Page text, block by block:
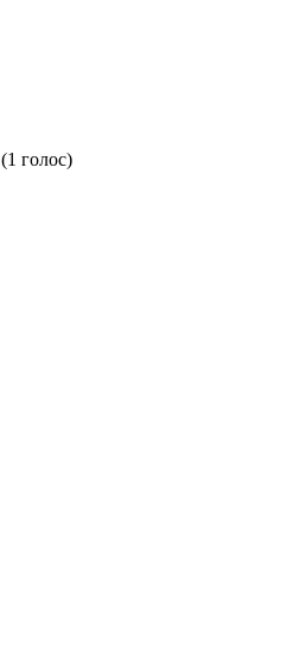
(1 голос)